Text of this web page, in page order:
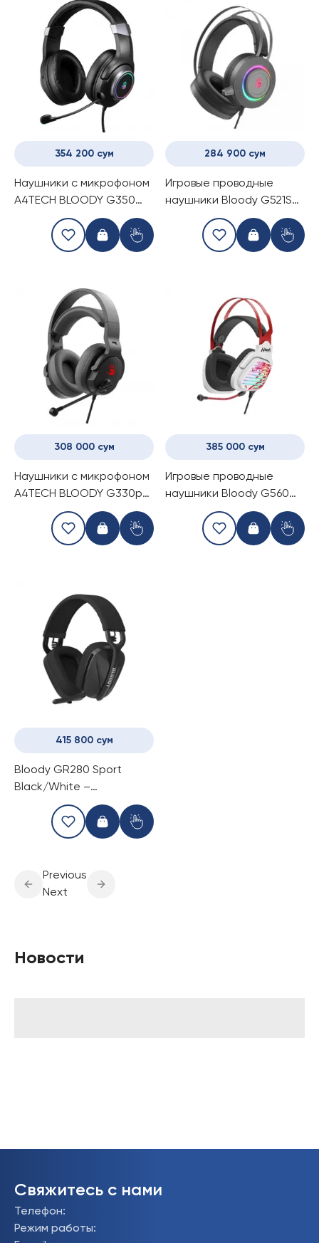
354 200 сум
Наушники с микрофоном
A4TECH BLOODY G350
284 900 сум
Игровые проводные
наушники Bloody G521S
308 000 сум
Наушники с микрофоном
A4TECH BLOODY G330p
385 000 сум
Игровые проводные
наушники Bloody G560
415 800 сум
Bloody GR280 Sport
Black/White –
беспроводные игровые
наушники с микрофоном
Previous
Next
Новости
Свяжитесь с нами
Телефон:
Режим работы: